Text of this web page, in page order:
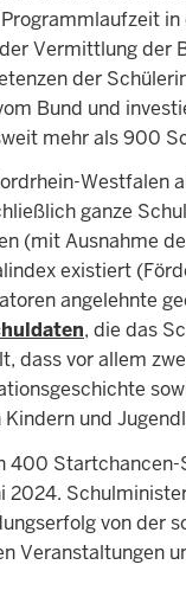
Vermittlung der
der
Bund und
mehr als 900
Westfalen
ganze
(mit Ausnahme
existiert
angelehnte
, die das
dass vor allem
und
400
2024.
von der
Veranstaltungen